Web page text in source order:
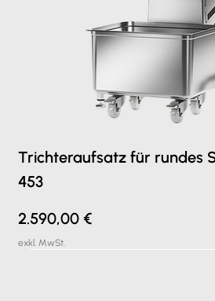
Trichteraufsatz für rundes
453
Preis
2.590,00 €
exkl. MwSt.